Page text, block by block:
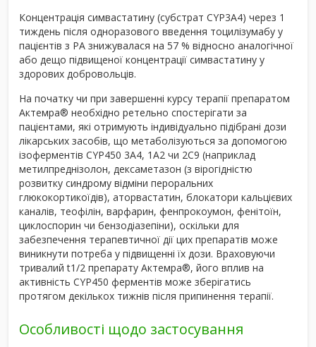
Концентрація симвастатину (субстрат CYP3A4) через 1
тиждень після одноразового введення тоцилізумабу у
пацієнтів з РА знижувалася на 57 % відносно аналогічної
або дещо підвищеної концентрації симвастатину у
здорових добровольців.
На початку чи при завершенні курсу терапії препаратом
Актемра® необхідно ретельно спостерігати за
пацієнтами, які отримують індивідуально підібрані дози
лікарських засобів, що метаболізуються за допомогою
ізоферментів CYP450 3A4, 1A2 чи 2C9 (наприклад
метилпреднізолон, дексаметазон (з вірогідністю
розвитку синдрому відміни пероральних
глюкокортикоїдів), аторвастатин, блокатори кальцієвих
каналів, теофілін, варфарин, фенпрокоумон, фенітоїн,
циклоспорин чи бензодіазепіни), оскільки для
забезпечення терапевтичної дії цих препаратів може
виникнути потреба у підвищенні їх дози. Враховуючи
тривалий t1/2 препарату Актемра®, його вплив на
активність CYP450 ферментів може зберігатись
протягом декількох тижнів після припинення терапії.
Особливості щодо застосування